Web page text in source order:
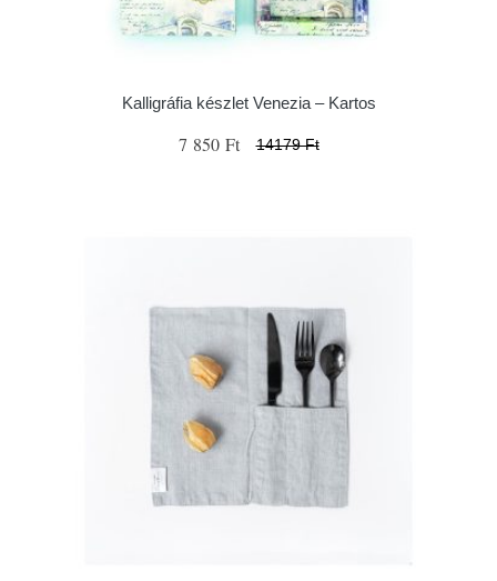
Kalligráfia készlet Venezia – Kartos
7 850 Ft 14179 Ft